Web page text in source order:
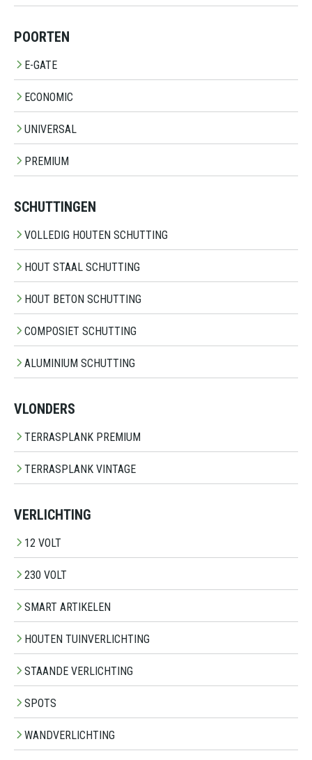
POORTEN
E-GATE
ECONOMIC
UNIVERSAL
PREMIUM
SCHUTTINGEN
VOLLEDIG HOUTEN SCHUTTING
HOUT STAAL SCHUTTING
HOUT BETON SCHUTTING
COMPOSIET SCHUTTING
ALUMINIUM SCHUTTING
VLONDERS
TERRASPLANK PREMIUM
TERRASPLANK VINTAGE
VERLICHTING
12 VOLT
230 VOLT
SMART ARTIKELEN
HOUTEN TUINVERLICHTING
STAANDE VERLICHTING
SPOTS
WANDVERLICHTING